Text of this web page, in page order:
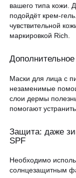
вашего типа кожи.
подойдёт крем-
чувствительной
маркировкой Rich.
Маски для лица с
незаменимые
слои дермы
помогают
Защита: даже
SPF
Необходимо
солнцезащитным